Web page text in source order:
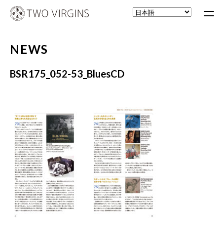
NEWS
BSR175_052-53_BluesCD